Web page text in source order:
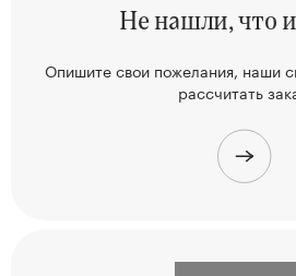
Не нашли,что
Опишите свои пожелания, наши
рассчитать